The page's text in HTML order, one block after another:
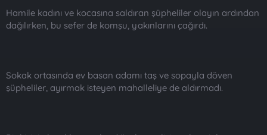
Hamile kadını ve kocasına saldıran şüpheliler olayın ardından
dağılırken, bu sefer de komşu, yakınlarını çağırdı.
Sokak ortasında ev basan adamı taş ve sopayla döven
şüpheliler, ayırmak isteyen mahalleliye de aldırmadı.